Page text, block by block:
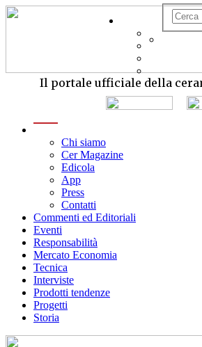
Il portale ufficiale della
Chi siamo
Cer Magazine
Edicola
App
Press
Contatti
Commenti ed Editoriali
Eventi
Responsabilità
Mercato Economia
Tecnica
Interviste
Prodotti tendenze
Progetti
Storia